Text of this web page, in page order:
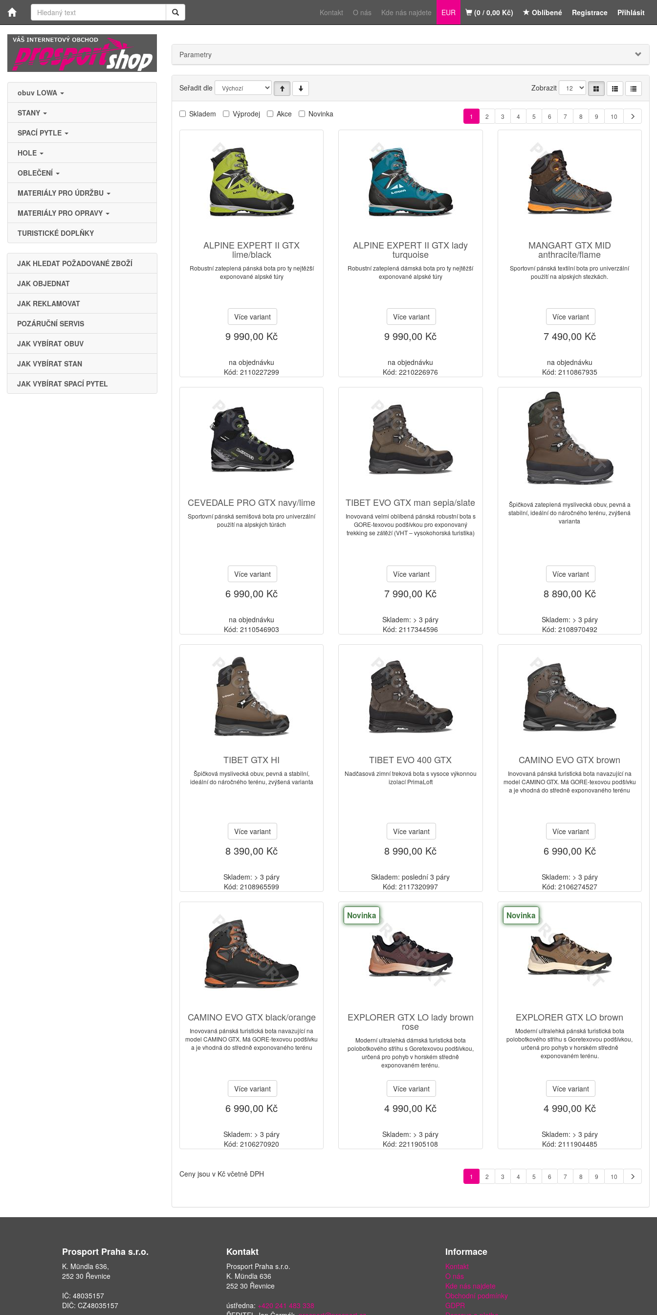
Registrace Přihlásit
Kontakt O nás Kde nás najdete EUR (0 / 0,00 Kč) Oblíbené
obuv LOWA
STANY
SPACÍ PYTLE
HOLE
OBLEČENÍ
MATERIÁLY PRO ÚDRŽBU
MATERIÁLY PRO OPRAVY
TURISTICKÉ DOPLŇKY
JAK HLEDAT POŽADOVANÉ ZBOŽÍ
JAK OBJEDNAT
JAK REKLAMOVAT
POZÁRUČNÍ SERVIS
JAK VYBÍRAT OBUV
JAK VYBÍRAT STAN
JAK VYBÍRAT SPACÍ PYTEL
Parametry
Seřadit dle Zobrazit
Skladem Výprodej Akce Novinka 1 2 3 4 5 6 7 8 9 10
ALPINE EXPERT II GTX
lime/black
Robustní zateplená pánská bota pro ty nejtěžší
exponované alpské túry
Více variant
9 990,00 Kč
na objednávku
Kód: 2110227299
ALPINE EXPERT II GTX lady
turquoise
Robustní zateplená dámská bota pro ty nejtěžší
exponované alpské túry
Více variant
9 990,00 Kč
na objednávku
Kód: 2210226976
MANGART GTX MID
anthracite/flame
Sportovní pánská textilní bota pro univerzální
použití na alpských stezkách.
Více variant
7 490,00 Kč
na objednávku
Kód: 2110867935
CEVEDALE PRO GTX navy/lime
Sportovní pánská semišová bota pro univerzální
použití na alpských túrách
Více variant
6 990,00 Kč
na objednávku
Kód: 2110546903
TIBET EVO GTX man sepia/slate
Inovovaná velmi oblíbená pánská robustní bota s
GORE-texovou podšívkou pro exponovaný
trekking se zátěží (VHT – vysokohorská turistika)
Více variant
7 990,00 Kč
Skladem: > 3 páry
Kód: 2117344596
Špičková zateplená myslivecká obuv, pevná a
stabilní, ideální do náročného terénu, zvýšená
varianta
Více variant
8 890,00 Kč
Skladem: > 3 páry
Kód: 2108970492
TIBET GTX HI
Špičková myslivecká obuv, pevná a stabilní,
ideální do náročného terénu, zvýšená varianta
Více variant
8 390,00 Kč
Skladem: > 3 páry
Kód: 2108965599
TIBET EVO 400 GTX
Nadčasová zimní treková bota s vysoce výkonnou
izolací PrimaLoft
Více variant
8 990,00 Kč
Skladem: poslední 3 páry
Kód: 2117320997
CAMINO EVO GTX brown
Inovovaná pánská turistická bota navazující na
model CAMINO GTX. Má GORE-texovou podšívku
a je vhodná do středně exponovaného terénu
Více variant
6 990,00 Kč
Skladem: > 3 páry
Kód: 2106274527
CAMINO EVO GTX black/orange
Inovovaná pánská turistická bota navazující na
model CAMINO GTX. Má GORE-texovou podšívku
a je vhodná do středně exponovaného terénu
Více variant
6 990,00 Kč
Skladem: > 3 páry
Kód: 2106270920
Novinka
EXPLORER GTX LO lady brown
rose
Moderní ultralehká dámská turistická bota
polobotkového střihu s Goretexovou podšívkou,
určená pro pohyb v horském středně
exponovaném terénu.
Více variant
4 990,00 Kč
Skladem: > 3 páry
Kód: 2211905108
Novinka
EXPLORER GTX LO brown
Moderní ultralehká pánská turistická bota
polobotkového střihu s Goretexovou podšívkou,
určená pro pohyb v horském středně
exponovaném terénu.
Více variant
4 990,00 Kč
Skladem: > 3 páry
Kód: 2111904485
Ceny jsou v Kč včetně DPH 1 2 3 4 5 6 7 8 9 10
Prosport Praha s.r.o.
K. Mündla 636,
252 30 Řevnice
IČ: 48035157
DIČ: CZ48035157
Kontakt
Prosport Praha s.r.o.
K. Mündla 636
252 30 Řevnice
ústředna: +420 241 483 338
Informace
Kontakt
O nás
Kde nás najdete
Obchodní podmínky
GDPR